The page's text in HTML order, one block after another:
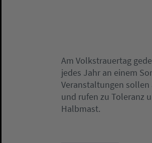
Am Volkstrauertag
jedes Jahr an einem
Veranstaltungen sollen
und rufen zu Toleranz
Halbmast.